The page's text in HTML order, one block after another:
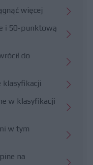
więcej
i 50-punktową
do
klasyfikacji
w klasyfikacji
w tym
na